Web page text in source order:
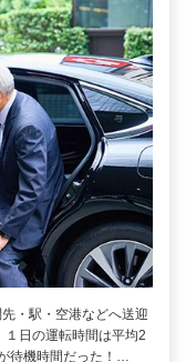
・駅・空港などへ送迎
１日の運転時間は平均2
待機時間だった！…